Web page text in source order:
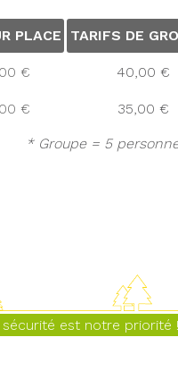
PLACE TARIFS DE
€ 40,00 €
€ 35,00 €
* Groupe = 5
est notre priorité !